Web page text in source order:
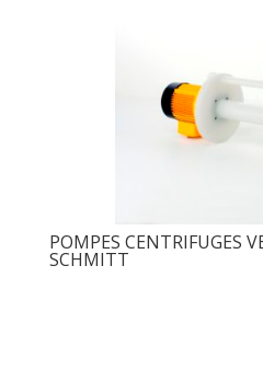
POMPES CENTRIFUGES
SCHMITT